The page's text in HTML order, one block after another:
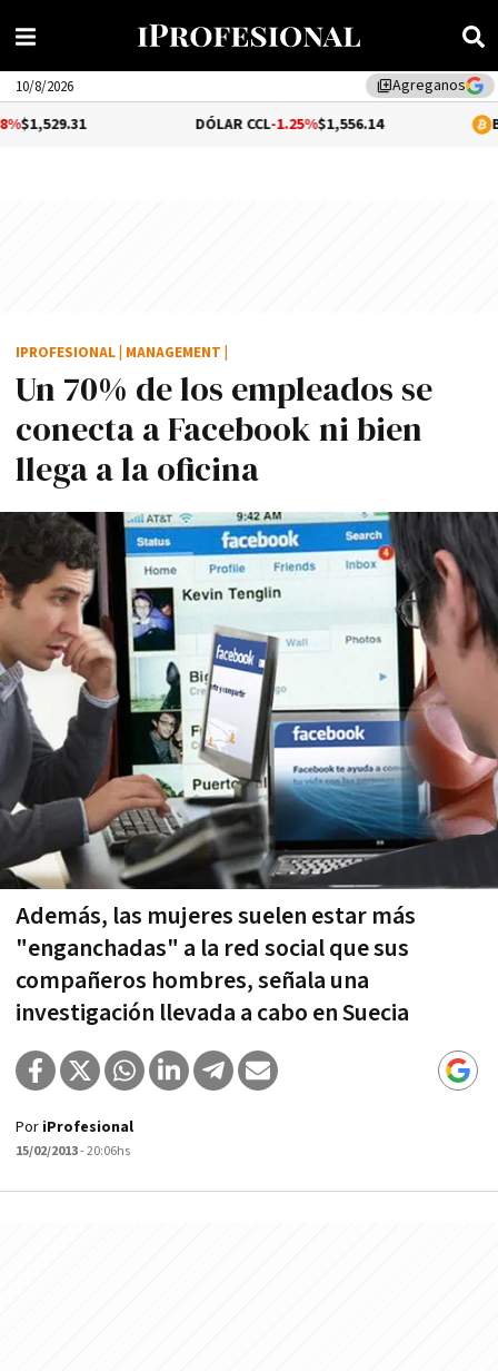
library_addAgreganos
10/8/2026
-1.25%$1,556.14 -
Un 70% de los empleados se
conecta a Facebook ni bien
llega a la oficina
Además, las mujeres suelen estar más
"enganchadas" a la red social que sus
compañeros hombres, señala una
investigación llevada a cabo en Suecia
IPROFESIONAL MANAGEMENT
Por iProfesional
15/02/2013- 20:06hs